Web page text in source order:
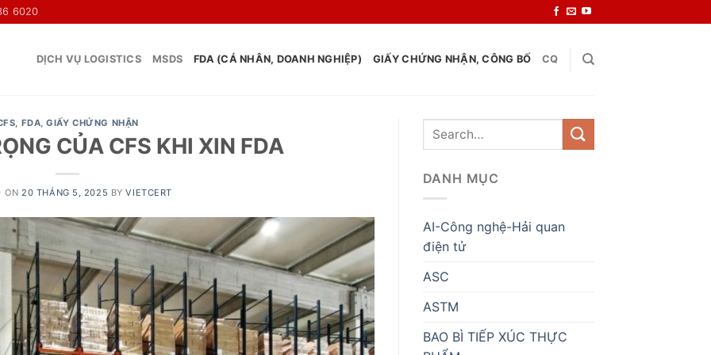
6020
DỊCH VỤ LOGISTICS MSDS FDA (CÁ NHÂN, DOANH NGHIỆP) GIẤY CHỨNG NHẬN, CÔNG BỐ CQ
, FDA,GIẤY CHỨNG NHẬN
CỦA CFS KHI XIN FDA
ON 20 THÁNG 5, 2025 BYVIETCERT
DANH MỤC
AI-Công nghệ-Hải quan
điện tử
ASC
ASTM
BAO BÌ TIẾP XÚC THỰC